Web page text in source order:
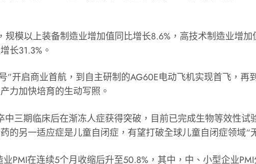
模以上装备制造业增加值同比增长8.6%，高技术制造业增
长31.3%。
”开启商业首航，到自主研制的AG60E电动飞机实现首飞，
力加快培育的生动写照。
三期临床后在渐冻人症获得突破，目前已完成生物等效性
的另一适应症是儿童自闭症，有望打破全球儿童自闭症领域“
PMI在连续5个月收缩后升至50.8%，其中，中、小型企业